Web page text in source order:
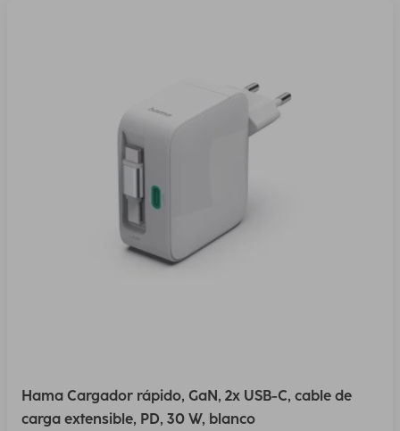
Hama Cargador rápido, GaN, 2x USB-C, cable de
carga extensible, PD, 30 W, blanco